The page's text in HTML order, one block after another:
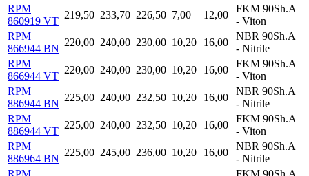
RPM
860919 VT
219,50 233,70 226,50 7,00 12,00
FKM 90Sh.A
- Viton
RPM
866944 BN
220,00 240,00 230,00 10,20 16,00
NBR 90Sh.A
- Nitrile
RPM
866944 VT
220,00 240,00 230,00 10,20 16,00
FKM 90Sh.A
- Viton
RPM
886944 BN
225,00 240,00 232,50 10,20 16,00
NBR 90Sh.A
- Nitrile
RPM
886944 VT
225,00 240,00 232,50 10,20 16,00
FKM 90Sh.A
- Viton
RPM
886964 BN
225,00 245,00 236,00 10,20 16,00
NBR 90Sh.A
- Nitrile
RPM
FKM 90Sh.A